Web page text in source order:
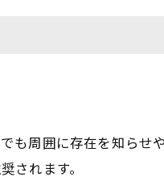
も周囲に存在を知らせ
されます。